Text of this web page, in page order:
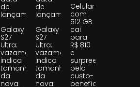
de
lançamento
Galaxy
S27
Ultra:
vazamento
indica
tamanho
da
nova
de
lançamento
Galaxy
S27
Ultra:
vazamento
indica
tamanho
da
nova
Celular
com
512 GB
cai
para
R$ 810
e
surpreende
pelo
custo-
benefício